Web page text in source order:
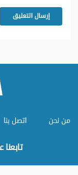
من نحن اتصل بنا